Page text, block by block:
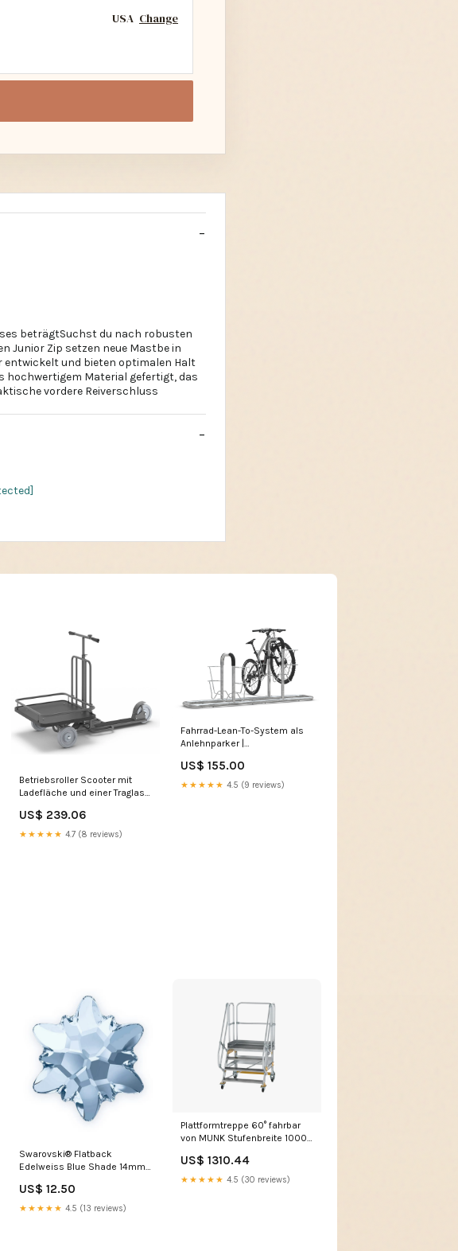
USA Change
beträgtSuchst du nach robusten
Junior Zip setzen neue Mastbe in
entwickelt und bieten optimalen Halt
hochwertigem Material gefertigt, das
vordere Reiverschluss
Betriebsroller Scooter mit
Ladefläche und einer Traglast
US$ 239.06
★★★★★ 4.7 (8 reviews)
Fahrrad-Lean-To-System als
Anlehnparker |
Einstellplätze:6
US$ 155.00
★★★★★ 4.5 (9 reviews)
Swarovski® Flatback
Edelweiss Blue Shade 14mm
US$ 12.50
★★★★★ 4.5 (13 reviews)
Plattformtreppe 60° fahrbar
von MUNK Stufenbreite 1000
US$ 1310.44
★★★★★ 4.5 (30 reviews)